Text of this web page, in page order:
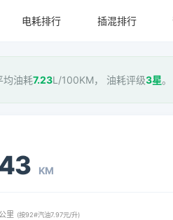
电耗排行 插混排行
均油耗7.23L/100KM， 油耗评级3星。
KM
里 (按92#汽油7.97元/升)